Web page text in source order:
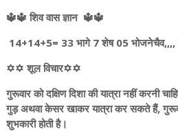
🔱🔱 शिव वास ज्ञान 🔱🔱
14+14+5= 33 भागे 7 शेष 05 भोजनेचैव,,,,
✡️✡️ शूल विचार✡️✡️
गुरूवार को दक्षिण दिशा की यात्रा नहीं करनी
गुड़ अथवा केसर खाकर यात्रा कर सकते हैं,
शुभकारी होती है।